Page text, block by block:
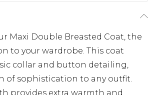
Maxi Double Breasted Coat, the
to your wardrobe. This coat
collar and button detailing,
of sophistication to any outfit.
provides extra warmth and